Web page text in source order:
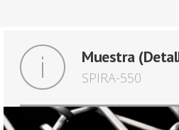
Muestra
SPIRA-550